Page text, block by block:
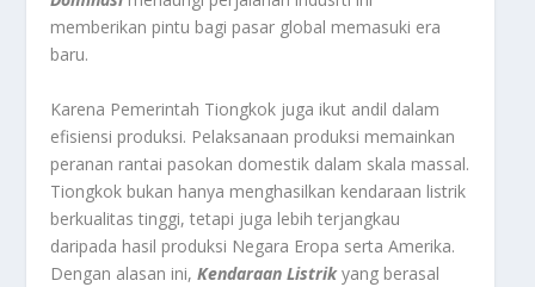
memberikan pintu bagi pasar global memasuki era
baru.
Karena Pemerintah Tiongkok juga ikut andil dalam
efisiensi produksi. Pelaksanaan produksi memainkan
peranan rantai pasokan domestik dalam skala massal.
Tiongkok bukan hanya menghasilkan kendaraan listrik
berkualitas tinggi, tetapi juga lebih terjangkau
daripada hasil produksi Negara Eropa serta Amerika.
Dengan alasan ini,Kendaraan Listrikyang berasal